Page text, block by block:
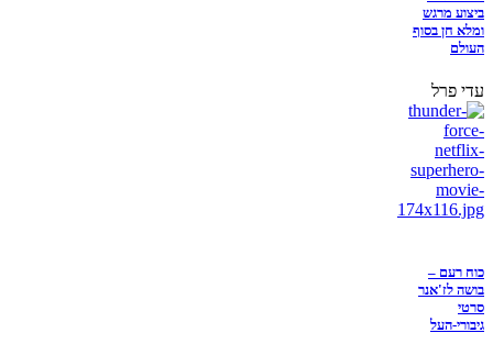
ביצוע מרגש
ומלא חן בסוף
העולם
עדי פרל
כוח רעם –
בושה לז'אנר
סרטי
גיבורי-העל